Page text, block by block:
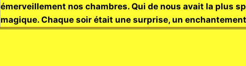
émerveillement nos chambres. Qui de nous avait la plus
magique. Chaque soir était une surprise, un